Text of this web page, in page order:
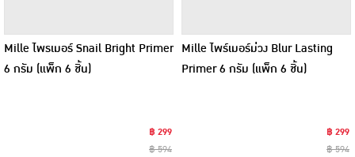
Mille ไพรเมอร์ Snail Bright Primer
6 กรัม (แพ็ก 6 ชิ้น)
฿ 299
฿ 594
Mille ไพร์เมอร์ม่วง Blur Lasting
Primer 6 กรัม (แพ็ก 6 ชิ้น)
฿ 299
฿ 594